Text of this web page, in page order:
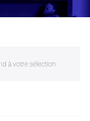
à votre sélection.